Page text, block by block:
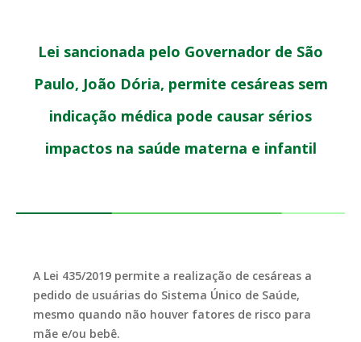
Lei sancionada pelo Governador de São
Paulo, João Dória, permite cesáreas sem
indicação médica pode causar sérios
impactos na saúde materna e infantil
A Lei 435/2019 permite a realização de cesáreas a
pedido de usuárias do Sistema Único de Saúde,
mesmo quando não houver fatores de risco para
mãe e/ou bebê.